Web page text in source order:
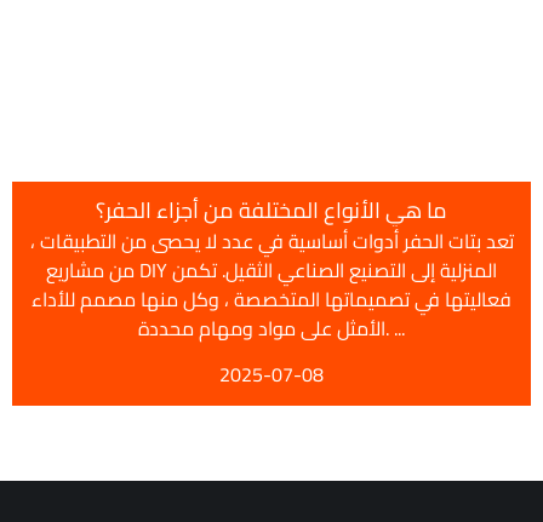
ما هي الأنواع المختلفة من
تعد بتات الحفر أدوات أساسية في عدد لا
فعاليتها في تصميماتها المتخصصة ، وكل
الأمثل على مواد ومهام محددة. ...
لتخفيض مواد
الهاون. على
أو المعادن ،